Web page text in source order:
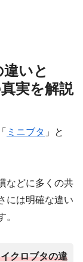
いと
実を解説
ミニブタ 」と
などに多くの共
には明確な違い
。
クロブタの違